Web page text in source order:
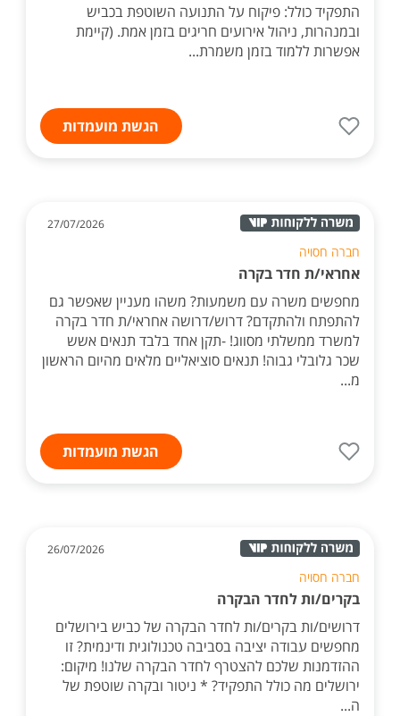
התפקיד כולל: פיקוח על התנועה השוטפת בכביש
ובמנהרות, ניהול אירועים חריגים בזמן אמת. (קיימת
אפשרות ללמוד בזמן משמרת...
הגשת מועמדות
27/07/2026
חברה חסויה
אחראי/ת חדר בקרה
מחפשים משרה עם משמעות? משהו מעניין שאפשר גם
להתפתח ולהתקדם? דרוש/דרושה אחראי/ת חדר בקרה
למשרד ממשלתי מסווג! -תקן אחד בלבד תנאים אשש
שכר גלובלי גבוה! תנאים סוציאליים מלאים מהיום הראשון
מ...
הגשת מועמדות
26/07/2026
חברה חסויה
בקרים/ות לחדר הבקרה
דרושים/ות בקרים/ות לחדר הבקרה של כביש בירושלים
מחפשים עבודה יציבה בסביבה טכנולוגית ודינמית? זו
ההזדמנות שלכם להצטרף לחדר הבקרה שלנו! מיקום:
ירושלים מה כולל התפקיד? * ניטור ובקרה שוטפת של
ה...